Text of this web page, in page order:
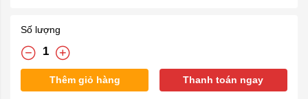
Số lượng
Thêm giỏ hàng Thanh toán ngay